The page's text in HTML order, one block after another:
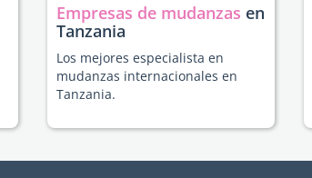
Empresas de mudanzas en
Tanzania
Los mejores especialista en
mudanzas internacionales en
Tanzania.